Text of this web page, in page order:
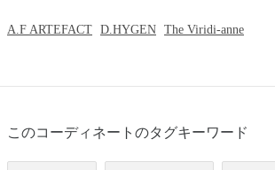
A.F ARTEFACT D.HYGEN The Viridi-anne
このコーディネートのタグキーワード